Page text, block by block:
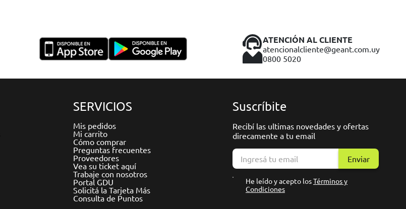
ATENCIÓN AL CLIENTE
atencionalcliente@geant.com.uy
0800 5020
SERVICIOS
Mis pedidos
Mi carrito
Cómo comprar
Preguntas frecuentes
Proveedores
Vea su ticket aquí
Trabaje con nosotros
Portal GDU
Solicitá la Tarjeta Más
Consulta de Puntos
Suscríbite
Recibí las ultimas novedades y ofertas
direcamente a tu email
Enviar
He leído y acepto losTérminos y
Condiciones